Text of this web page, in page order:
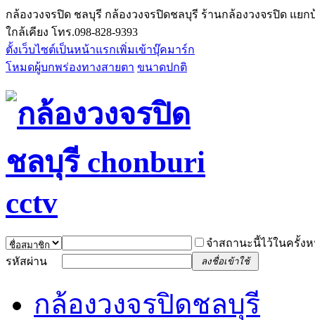
กล้องวงจรปิด ชลบุรี กล้องวงจรปิดชลบุรี ร้านกล้องวงจรปิด แ
ใกล้เคียง โทร.098-828-9393
ตั้งเว็บไซต์เป็นหน้าแรกเพิ่มเข้าบุ๊คมาร์ก
โหมดผู้บกพร่องทางสายตา ขนาดปกติ
จำสถานะนี้ไว้ในครั้ง
รหัสผ่าน
ลงชื่อเข้าใช้
กล้องวงจรปิดชลบุรี